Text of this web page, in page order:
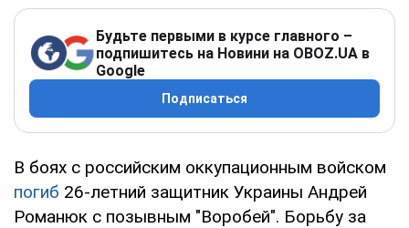
Будьте первыми в курсе главного –
подпишитесь на Новини на OBOZ.UA в
Google
Подписаться
В боях с российским оккупационным войском
погиб 26-летний защитник Украины Андрей
Романюк с позывным "Воробей". Борьбу за